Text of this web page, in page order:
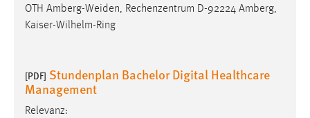
OTH Amberg-Weiden, Rechenzentrum D-92224 Amberg,
Kaiser-Wilhelm-Ring
[PDF] Stundenplan Bachelor Digital Healthcare
Management
Relevanz:
einloggen zu können.
Cookie Laufzeit:
STATISTIK